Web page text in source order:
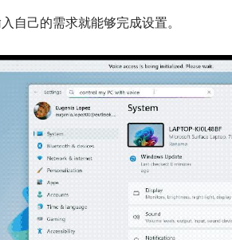
自己的需求就能够完成设置。